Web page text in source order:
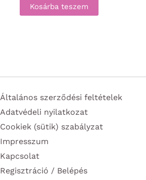
Kosárba teszem
Általános szerződési feltételek
Adatvédeli nyilatkozat
Cookiek (sütik) szabályzat
Impresszum
Kapcsolat
Regisztráció / Belépés